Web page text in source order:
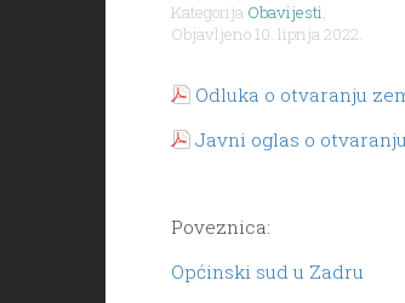
Kategorija Obavijesti,
Objavljeno 10. lipnja 2022.
Odluka o otvaranju
Javni oglas o
Poveznica:
Općinski sud u Zadru